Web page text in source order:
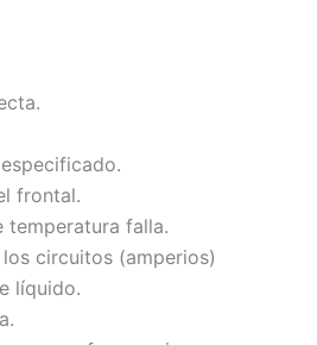
frontal.
temperatura falla.
circuitos (amperios)
líquido.